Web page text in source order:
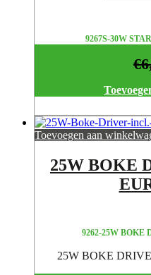
9267S-30W
€
Toevoegen aan
25W BOKE
9262-25W BOKE
25W BOKE